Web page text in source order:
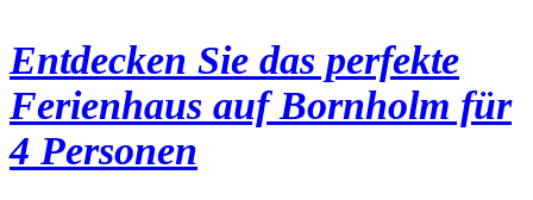
Entdecken Sie das perfekte
Ferienhaus auf Bornholm für
4 Personen